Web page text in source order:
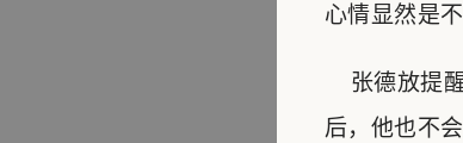
心情显然是不
张德放提醒
后，他也不